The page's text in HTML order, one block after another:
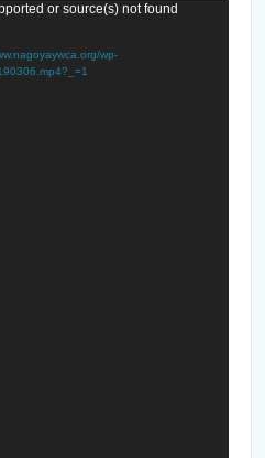
or source(s) not found
wp-